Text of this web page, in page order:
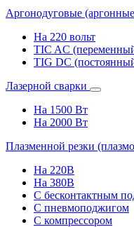
Аргонодуговые
На 220 вольт
TIC AC
TIG DC
Лазерной сварки
На 1500 Вт
На 2000 Вт
Плазменной резки
На 220В
На 380В
С бесконтактным
С пневмоподжигом
С компрессором